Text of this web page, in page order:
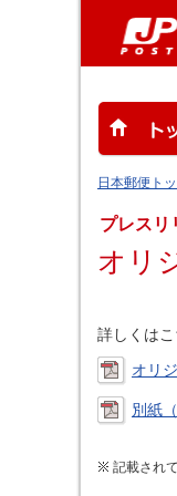
日本郵便ト
プレスリ
オリ
詳しくはこ
オリ
別紙
記載され